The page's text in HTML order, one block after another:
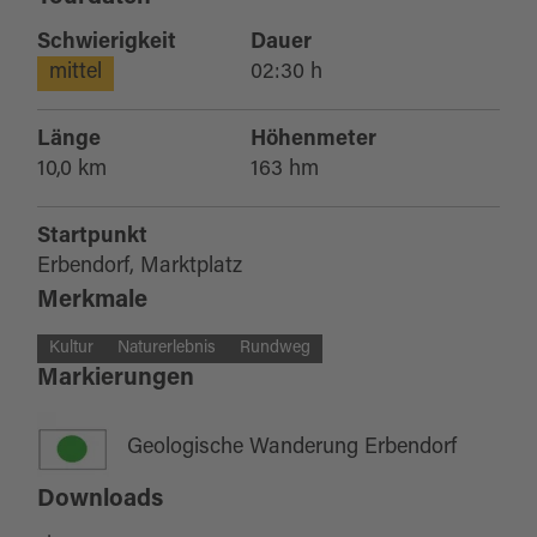
Schwierigkeit
mittel
Dauer
02:30 h
Länge
10,0 km
Höhenmeter
163 hm
Startpunkt
Erbendorf, Marktplatz
Merkmale
Kultur Naturerlebnis Rundweg
Markierungen
Geologische Wanderung Erbendorf
Downloads